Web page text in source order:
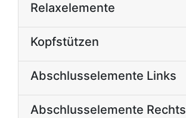
Relaxelemente
Kopfstützen
Abschlusselemente Links
Abschlusselemente Rechts